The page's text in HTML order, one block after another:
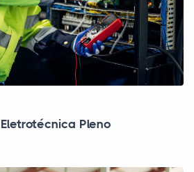
Pleno